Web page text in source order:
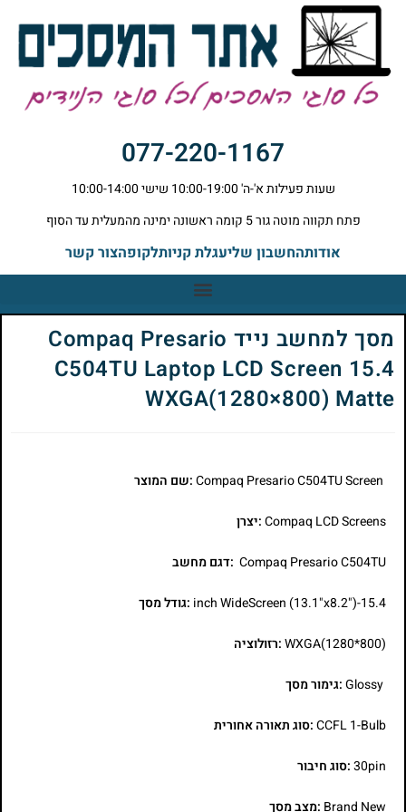
077-220-1167
שעות פעילות א'-ה' 10:00-19:00 שישי 10:00-14:00
פתח תקווה מוטה גור 5 קומה ראשונה ימינה מהמעלית עד הסוף
אודותהחשבון שליעגלת קניותלקופהצור קשר
מסך למחשב נייד Compaq Presario
C504TU Laptop LCD Screen 15.4
WXGA(1280×800) Matte
:שם המוצר
Compaq LCD Screens:יצרן
Compaq Presario C504TU :דגם מחשב
15.4-inch WideScreen (13.1"x8.2") :גודל מסך
WXGA(1280*800):רזולוציה
Glossy:גימור מסך
CCFL 1-Bulb:סוג תאורה אחורית
30pin:סוג חיבור
Brand New :מצב מסך